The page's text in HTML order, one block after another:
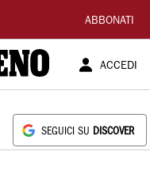
ABBONATI
ACCEDI
SEGUICI SU DISCOVER